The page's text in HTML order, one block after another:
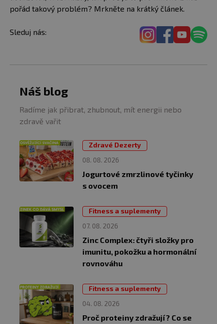
pořád takový problém? Mrkněte na krátký článek.
Sleduj nás:
Náš blog
Radíme jak přibrat, zhubnout, mít energii nebo
zdravě vařit
08. 08. 2026
Zdravé Dezerty
Jogurtové zmrzlinové tyčinky
s ovocem
07. 08. 2026
Fitness a suplementy
Zinc Complex: čtyři složky pro
imunitu, pokožku a hormonální
rovnováhu
04. 08. 2026
Fitness a suplementy
Proč proteiny zdražují? Co se